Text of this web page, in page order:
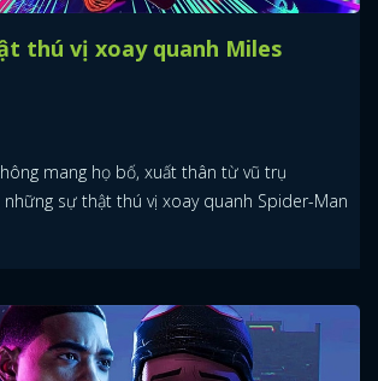
thú vị xoay quanh Miles
mang họ bố, xuất thân từ vũ trụ
những sự thật thú vị xoay quanh Spider-Man